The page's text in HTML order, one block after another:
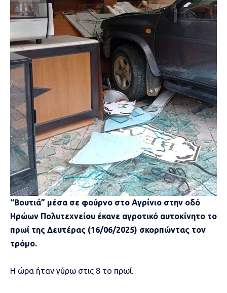
“Βουτιά” μέσα σε φούρνο στο Αγρίνιο στην οδό
Ηρώων Πολυτεχνείου έκανε αγροτικό αυτοκίνητο το
πρωί της Δευτέρας (16/06/2025) σκορπώντας τον
τρόμο.
Η ώρα ήταν γύρω στις 8 το πρωί.